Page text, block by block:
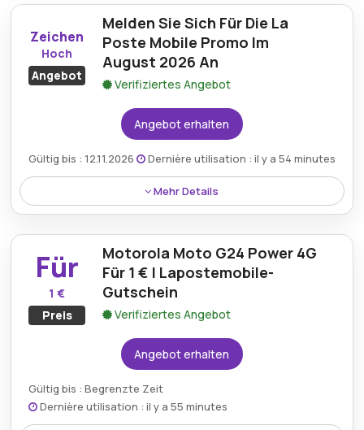
Zeichen
Hoch
Angebot
Melden Sie Sich Für Die La
Poste Mobile Promo Im
August 2026 An
Verifiziertes Angebot
Angebot erhalten
Gültig bis : 12.11.2026 Dernière utilisation : il y a 54 minutes
Mehr Details
Melden Sie sich bei La Poste Mobile an und erhalten
Sie Zugriff auf Aktionen, Sonderangebote und
aktuelle Angebote. So können Neukunden optimal
sparen und bleiben über die besten
Mobilfunkangebote informiert.
Für
1 €
Preis
Motorola Moto G24 Power 4G
Für 1 € | Lapostemobile-
Gutschein
Verifiziertes Angebot
Angebot erhalten
Gültig bis : Begrenzte Zeit
Dernière utilisation : il y a 55 minutes